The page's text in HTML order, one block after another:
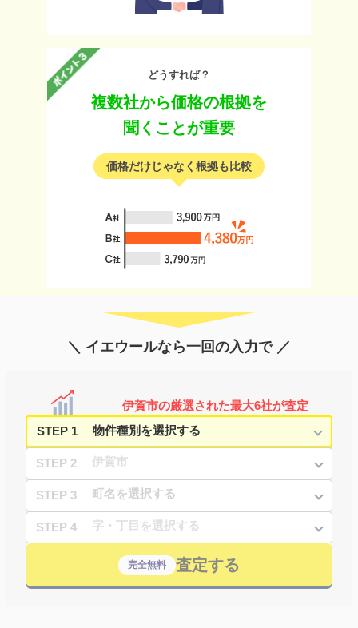
どうすれば？
複数社から価格の根拠を
聞くことが重要
価格だけじゃなく根拠も比較
＼ イエウールなら一回の入力で ／
伊賀市の厳選された最大6社が査定
STEP 1
STEP 2
STEP 3
STEP 4
完全無料 査定する